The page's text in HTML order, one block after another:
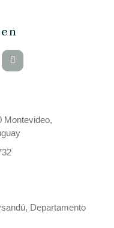
Montevideo,
Departamento